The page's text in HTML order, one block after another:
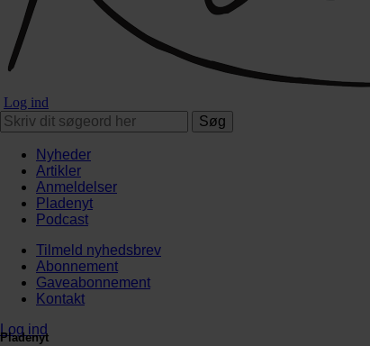
Log ind
Søg
Nyheder
Artikler
Anmeldelser
Pladenyt
Podcast
Tilmeld nyhedsbrev
Abonnement
Gaveabonnement
Kontakt
Log ind
Pladenyt